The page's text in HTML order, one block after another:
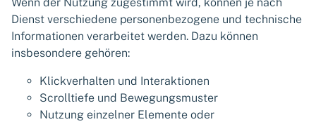
Dienst verschiedene personenbezogene und technische
Informationen verarbeitet werden. Dazu können
insbesondere gehören:
Klickverhalten und Interaktionen
Scrolltiefe und Bewegungsmuster
Nutzung einzelner Elemente oder